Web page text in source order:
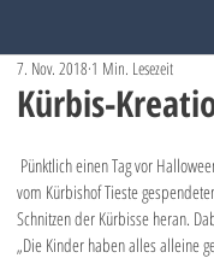
Kürbis-
7. Nov. 2018 1 Min. Lesezeit
vom Kürbishof Tieste
Schnitzen der Kürbisse heran.
„Die Kinder haben alles alleine